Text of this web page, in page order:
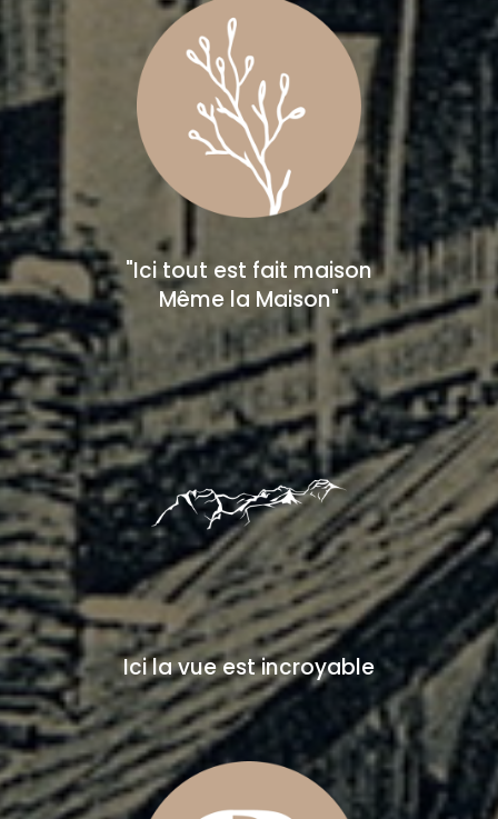
"Ici tout est fait maison
Même la Maison"
Ici la vue est incroyable